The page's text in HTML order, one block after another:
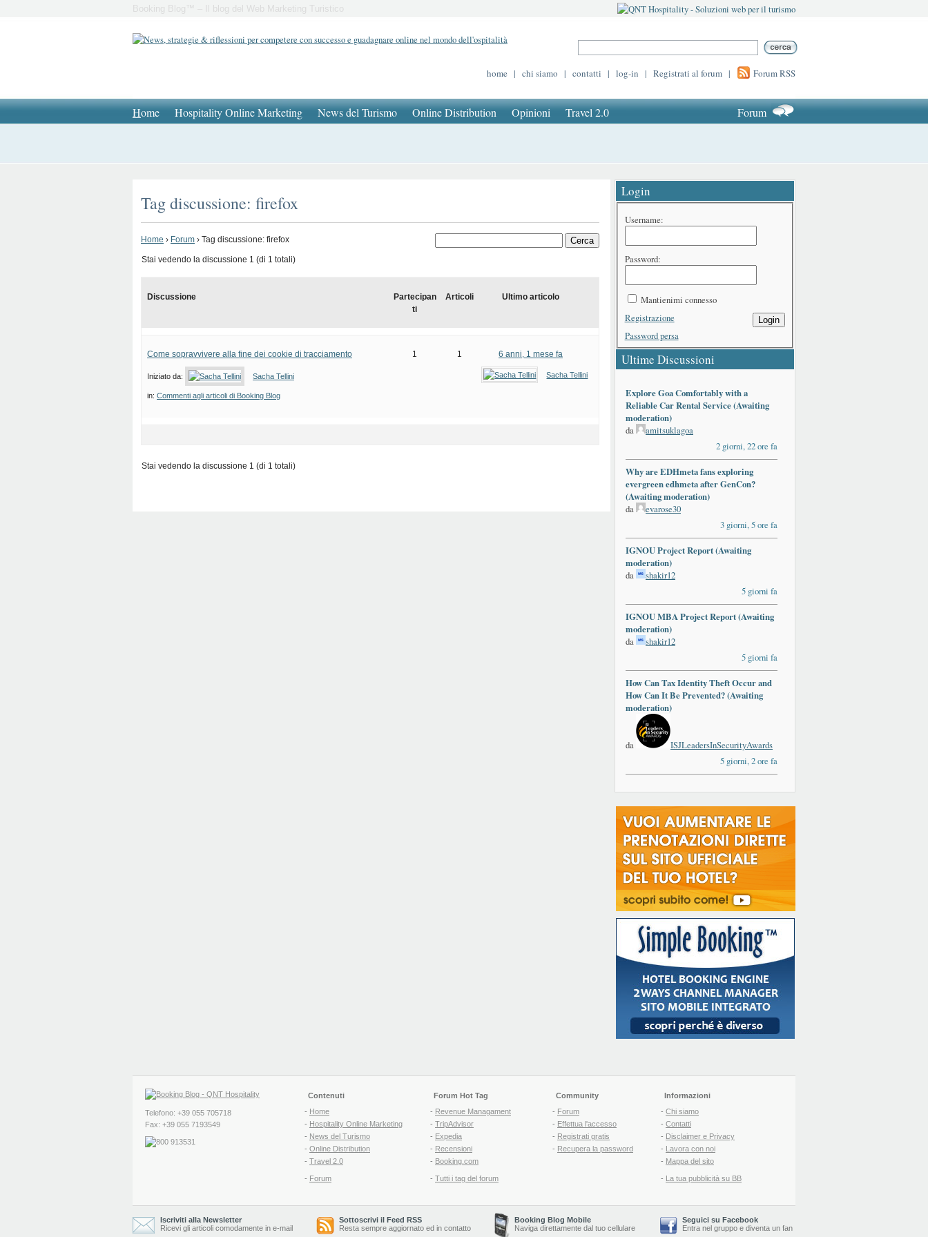
Booking Blog™ – Il blog del Web Marketing Turistico
home | chi siamo | contatti | log-in | Registrati al forum | Forum RSS
Home Hospitality Online Marketing News del Turismo Online Distribution Opinioni Travel 2.0 Forum
Tag discussione: firefox
Home › Forum › Tag discussione: firefox
Stai vedendo la discussione 1 (di 1 totali)
Discussione
Partecipan
ti
Articoli Ultimo articolo
Come sopravvivere alla fine dei cookie di tracciamento
Iniziato da: Sacha Tellini
in: Commenti agli articoli di Booking Blog
1 1 6 anni, 1 mese fa
Sacha Tellini
Stai vedendo la discussione 1 (di 1 totali)
Login
Username:
Password:
Mantienimi connesso
Login
Registrazione
Password persa
Ultime Discussioni
Explore Goa Comfortably with a
Reliable Car Rental Service (Awaiting
moderation)
da
amitsuklagoa
2 giorni, 22 ore fa
Why are EDHmeta fans exploring
evergreen edhmeta after GenCon?
(Awaiting moderation)
da
evarose30
3 giorni, 5 ore fa
IGNOU Project Report (Awaiting
moderation)
da
shakir12
5 giorni fa
IGNOU MBA Project Report (Awaiting
moderation)
da
shakir12
5 giorni fa
How Can Tax Identity Theft Occur and
How Can It Be Prevented? (Awaiting
moderation)
da
ISJLeadersInSecurityAwards
5 giorni, 2 ore fa
Telefono: +39 055 705718
Fax: +39 055 7193549
Contenuti
- Home
- Hospitality Online Marketing
- News del Turismo
- Online Distribution
- Travel 2.0
- Forum
Forum Hot Tag
- Revenue Managament
- TripAdvisor
- Expedia
- Recensioni
- Booking.com
- Tutti i tag del forum
Community
- Forum
- Effettua l'accesso
- Registrati gratis
- Recupera la password
Informazioni
- Chi siamo
- Contatti
- Disclaimer e Privacy
- Lavora con noi
- Mappa del sito
- La tua pubblicità su BB
Iscriviti alla Newsletter
Ricevi gli articoli comodamente in e-mail
Sottoscrivi il Feed RSS
Resta sempre aggiornato ed in contatto
Booking Blog Mobile
Naviga direttamente dal tuo cellulare
Seguici su Facebook
Entra nel gruppo e diventa un fan